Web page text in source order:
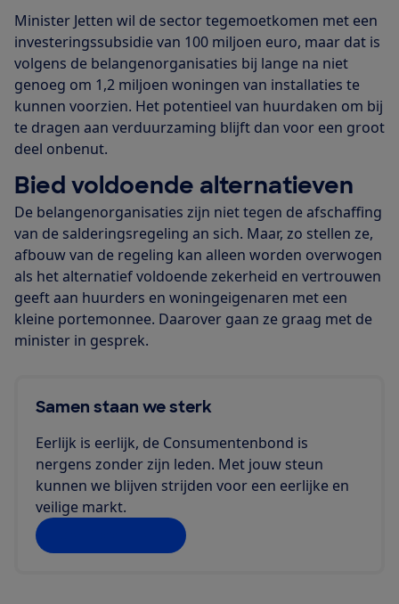
Minister Jetten wil de sector tegemoetkomen met een
investeringssubsidie van 100 miljoen euro, maar dat is
volgens de belangenorganisaties bij lange na niet
genoeg om 1,2 miljoen woningen van installaties te
kunnen voorzien. Het potentieel van huurdaken om bij
te dragen aan verduurzaming blijft dan voor een groot
deel onbenut.
Bied voldoende alternatieven
De belangenorganisaties zijn niet tegen de afschaffing
van de salderingsregeling an sich. Maar, zo stellen ze,
afbouw van de regeling kan alleen worden overwogen
als het alternatief voldoende zekerheid en vertrouwen
geeft aan huurders en woningeigenaren met een
kleine portemonnee. Daarover gaan ze graag met de
minister in gesprek.
Samen staan we sterk
Eerlijk is eerlijk, de Consumentenbond is
nergens zonder zijn leden. Met jouw steun
kunnen we blijven strijden voor een eerlijke en
veilige markt.